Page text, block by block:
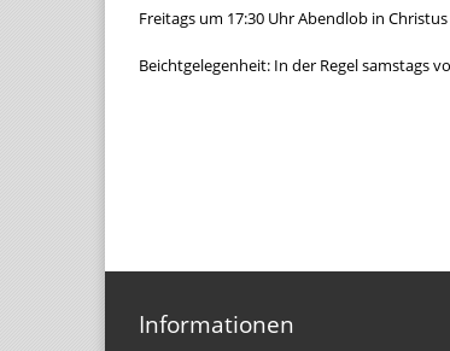
Freitags um 17:30 Uhr Abendlob in
Beichtgelegenheit: In der Regel samstags
Informationen